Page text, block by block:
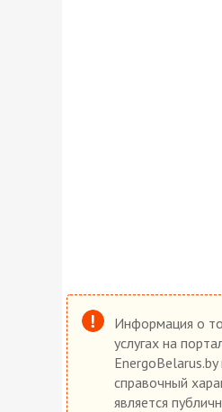
Информация о
услугах на
EnergoBelarus.by
справочный
является